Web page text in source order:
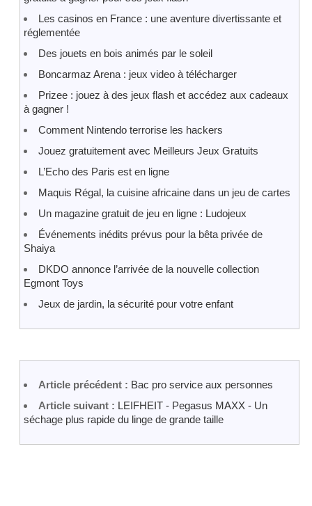
Les casinos en France : une aventure divertissante et
réglementée
Des jouets en bois animés par le soleil
Boncarmaz Arena : jeux video à télécharger
Prizee : jouez à des jeux flash et accédez aux cadeaux
à gagner !
Comment Nintendo terrorise les hackers
Jouez gratuitement avec Meilleurs Jeux Gratuits
L’Echo des Paris est en ligne
Maquis Régal, la cuisine africaine dans un jeu de cartes
Un magazine gratuit de jeu en ligne : Ludojeux
Événements inédits prévus pour la bêta privée de
Shaiya
DKDO annonce l’arrivée de la nouvelle collection
Egmont Toys
Jeux de jardin, la sécurité pour votre enfant
Article précédent : Bac pro service aux personnes
Article suivant : LEIFHEIT - Pegasus MAXX - Un
séchage plus rapide du linge de grande taille